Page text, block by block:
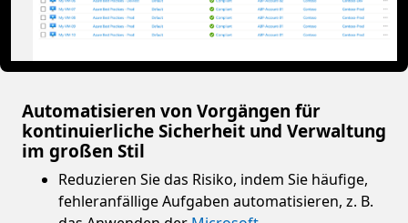
Automatisieren von Vorgängen für
kontinuierliche Sicherheit und Verwaltung
im großen Stil
Reduzieren Sie das Risiko, indem Sie häufige,
fehleranfällige Aufgaben automatisieren, z. B.